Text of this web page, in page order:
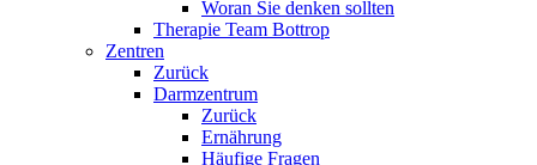
Woran Sie denken sollten
Therapie Team Bottrop
Zentren
Zurück
Darmzentrum
Zurück
Ernährung
Häufige Fragen